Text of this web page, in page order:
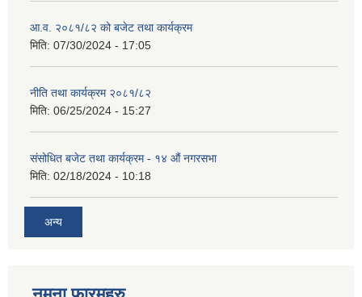
आ.व. २०८१/८२ को बजेट तथा कार्यक्रम
मिति: 07/30/2024 - 17:05
नीति तथा कार्यक्रम २०८१/८२
मिति: 06/25/2024 - 15:27
संसोधित बजेट तथा कार्यक्रम - १४ औं नगरसभा
मिति: 02/18/2024 - 10:18
अन्य